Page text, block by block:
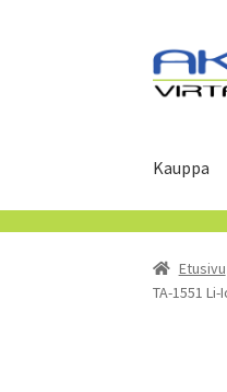
Siirry
Siirry
sisältöön
Kauppa
Etusivu
TA-1551 Li-